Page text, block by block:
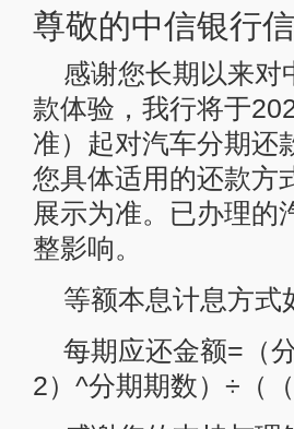
尊敬的中信银行
感谢您长期以来对
款体验，我行将于
准）起对汽车分期还
您具体适用的还款方
展示为准。已办理的
整影响。
等额本息计息方式
每期应还金额=（
2）^分期期数）÷（